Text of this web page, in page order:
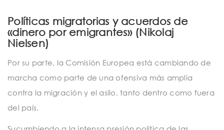
Políticas migratorias y acuerdos de
«dinero por emigrantes» (Nikolaj
Nielsen)
Por su parte, la Comisión Europea está cambiando de
marcha como parte de una ofensiva más amplia
contra la migración y el asilo, tanto dentro como fuera
del país.